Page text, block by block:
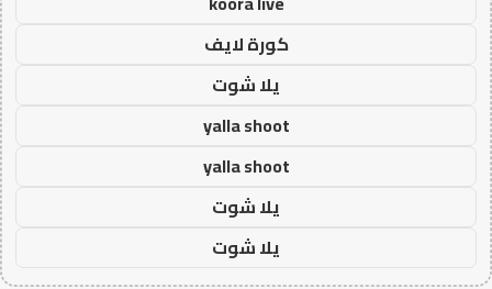
كورة لايف
يلا شوت
yalla shoot
yalla shoot
يلا شوت
يلا شوت